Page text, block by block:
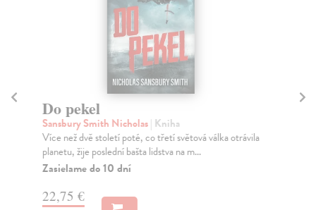
Do pekel
Sansbury Smith Nicholas| Kniha
Více než dvě století poté, co třetí světová válka otrávila
planetu, žije poslední bašta lidstva na m...
Zasielame do 10 dní
22,75 €